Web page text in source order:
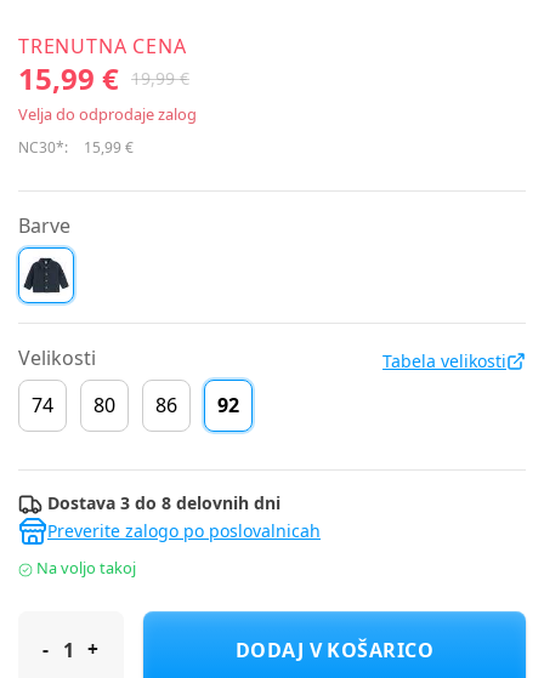
TRENUTNA CENA
15,99 € 19,99 €
Velja do odprodaje zalog
NC30*: 15,99 €
Barve
Velikosti Tabela velikosti
74 80 86 92
Dostava 3 do 8 delovnih dni
Preverite zalogo po poslovalnicah
Na voljo takoj
Cool Club jakna prehodna DR CJB3001936 F Modra 92
DODAJ V KOŠARICO